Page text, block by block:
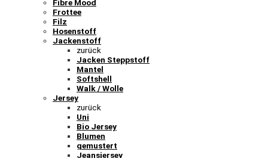
Fibre Mood
Frottee
Filz
Hosenstoff
Jackenstoff
zurück
Jacken Steppstoff
Mantel
Softshell
Walk / Wolle
Jersey
zurück
Uni
Bio Jersey
Blumen
gemustert
Jeansjersey